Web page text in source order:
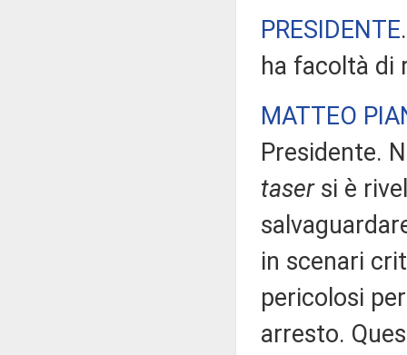
PRESIDENTE
ha facoltà di
MATTEO
Presidente.
tasersi è
in scenari
pericolosi
arresto.